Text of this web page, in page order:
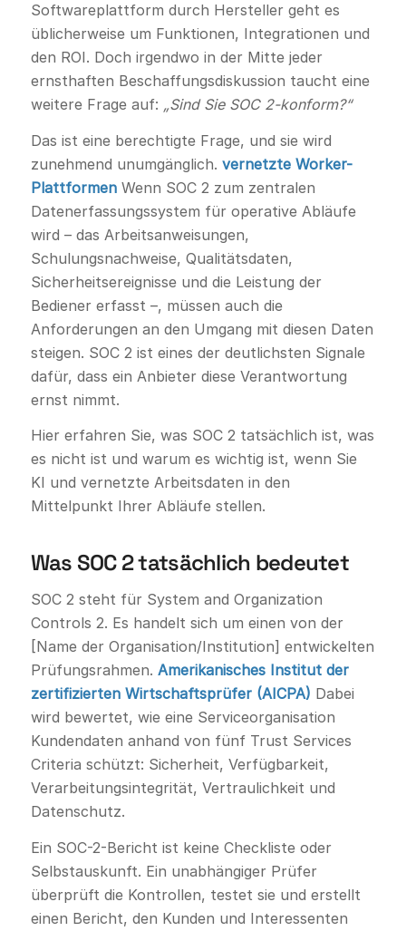
Softwareplattform durch Hersteller geht es
üblicherweise um Funktionen, Integrationen und
den ROI. Doch irgendwo in der Mitte jeder
ernsthaften Beschaffungsdiskussion taucht eine
weitere Frage auf: „Sind Sie SOC 2-konform?“
Das ist eine berechtigte Frage, und sie wird
zunehmend unumgänglich. vernetzte Worker-
PlattformenWenn SOC 2 zum zentralen
Datenerfassungssystem für operative Abläufe
wird – das Arbeitsanweisungen,
Schulungsnachweise, Qualitätsdaten,
Sicherheitsereignisse und die Leistung der
Bediener erfasst –, müssen auch die
Anforderungen an den Umgang mit diesen Daten
steigen. SOC 2 ist eines der deutlichsten Signale
dafür, dass ein Anbieter diese Verantwortung
ernst nimmt.
Hier erfahren Sie, was SOC 2 tatsächlich ist, was
es nicht ist und warum es wichtig ist, wenn Sie
KI und vernetzte Arbeitsdaten in den
Mittelpunkt Ihrer Abläufe stellen.
Was SOC 2 tatsächlich bedeutet
SOC 2 steht für System and Organization
Controls 2. Es handelt sich um einen von der
[Name der Organisation/Institution] entwickelten
Prüfungsrahmen. Amerikanisches Institut der
zertifizierten Wirtschaftsprüfer (AICPA) Dabei
wird bewertet, wie eine Serviceorganisation
Kundendaten anhand von fünf Trust Services
Criteria schützt: Sicherheit, Verfügbarkeit,
Verarbeitungsintegrität, Vertraulichkeit und
Datenschutz.
Ein SOC-2-Bericht ist keine Checkliste oder
Selbstauskunft. Ein unabhängiger Prüfer
überprüft die Kontrollen, testet sie und erstellt
einen Bericht, den Kunden und Interessenten